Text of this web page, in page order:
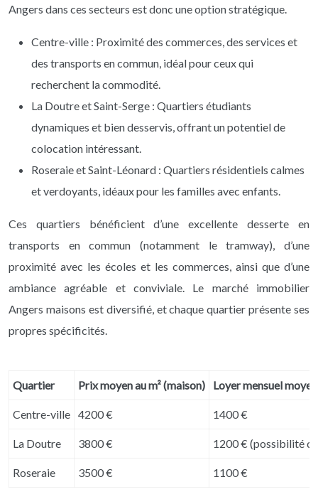
Angers dans ces secteurs est donc une option stratégique.
Centre-ville : Proximité des commerces, des services et
des transports en commun, idéal pour ceux qui
recherchent la commodité.
La Doutre et Saint-Serge : Quartiers étudiants
dynamiques et bien desservis, offrant un potentiel de
colocation intéressant.
Roseraie et Saint-Léonard : Quartiers résidentiels calmes
et verdoyants, idéaux pour les familles avec enfants.
Ces quartiers bénéficient d’une excellente desserte en
transports en commun (notamment le tramway), d’une
proximité avec les écoles et les commerces, ainsi que d’une
ambiance agréable et conviviale. Le marché immobilier
Angers maisons est diversifié, et chaque quartier présente ses
propres spécificités.
Quartier Prix moyen au m² (maison) Loyer mensuel
Centre-ville 4200 € 1400 €
La Doutre 3800 € 1200 € (possibilité
Roseraie 3500 € 1100 €